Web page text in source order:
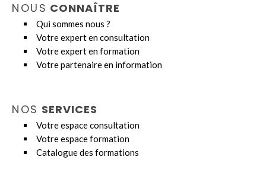
NOUS CONNAÎTRE
Qui sommes nous ?
Votre expert en consultation
Votre expert en formation
Votre partenaire en information
NOS SERVICES
Votre espace consultation
Votre espace formation
Catalogue des formations